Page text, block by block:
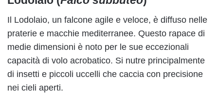
Il Lodolaio, un falcone agile e veloce, è diffuso nelle
praterie e macchie mediterranee. Questo rapace di
medie dimensioni è noto per le sue eccezionali
capacità di volo acrobatico. Si nutre principalmente
di insetti e piccoli uccelli che caccia con precisione
nei cieli aperti.